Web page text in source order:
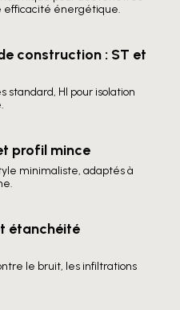
efficacité énergétique.
construction : ST et
standard, HI pour isolation
profil mince
minimaliste, adaptés à
étanchéité
le bruit, les infiltrations